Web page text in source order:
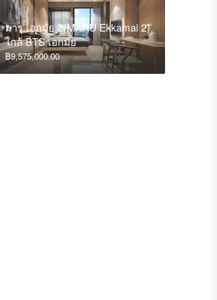
มารุ เอกมัย 2(MARU Ekkamai 2)
ใกล้ BTS เอกมัย
฿9,575,000.00